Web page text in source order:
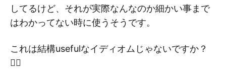
してるけど、それが実際なんなのか細かい事まで
はわかってない時に使うそうです。
これは結構usefulなイディオムじゃないですか？
✌🏻